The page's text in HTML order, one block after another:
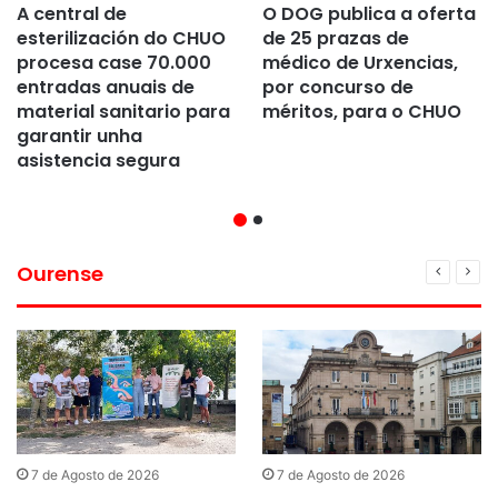
A central de
esterilización do CHUO
procesa case 70.000
entradas anuais de
material sanitario para
garantir unha
asistencia segura
O DOG publica a oferta
de 25 prazas de
médico de Urxencias,
por concurso de
méritos, para o CHUO
Ourense
7 de Agosto de 2026 7 de Agosto de 2026